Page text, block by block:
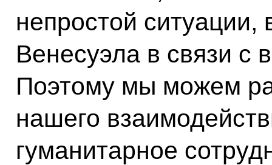
непростой ситуации,
Венесуэла в связи
Поэтому мы можем
нашего
гуманитарное